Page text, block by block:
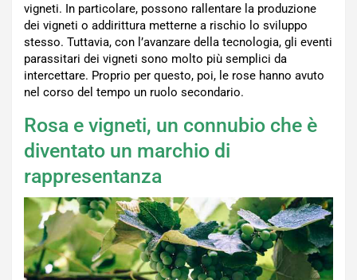
vigneti. In particolare, possono rallentare la produzione
dei vigneti o addirittura metterne a rischio lo sviluppo
stesso. Tuttavia, con l’avanzare della tecnologia, gli eventi
parassitari dei vigneti sono molto più semplici da
intercettare. Proprio per questo, poi, le rose hanno avuto
nel corso del tempo un ruolo secondario.
Rosa e vigneti, un connubio che è
diventato un marchio di
rappresentanza